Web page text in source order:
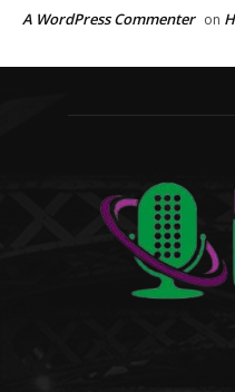
A WordPress Commenter on